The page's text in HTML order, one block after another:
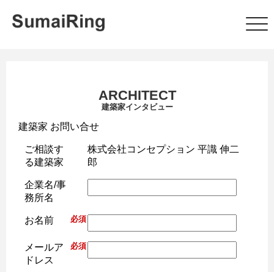
ARCHITECT
建築家インタビュー
建築家 お問い合せ
ご相談す
る建築家
株式会社コンセプション 平識 伸二
郎
企業名/事
務所名
お名前 必須
メールア
ドレス
必須